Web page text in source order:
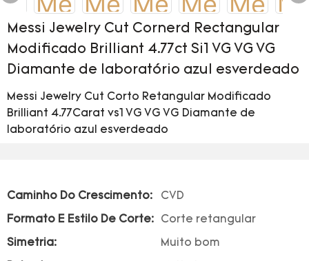
Messi Jewelry Cut Cornerd Rectangular
Modificado Brilliant 4.77ct Si1 VG VG VG
Diamante de laboratório azul esverdeado
Messi Jewelry Cut Corto Retangular Modificado
Brilliant 4.77Carat vs1 VG VG VG Diamante de
laboratório azul esverdeado
Caminho Do Crescimento: CVD
Formato E Estilo De Corte: Corte retangular
Simetria: Muito bom